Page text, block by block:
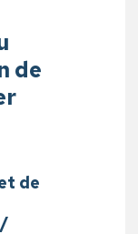
de
de